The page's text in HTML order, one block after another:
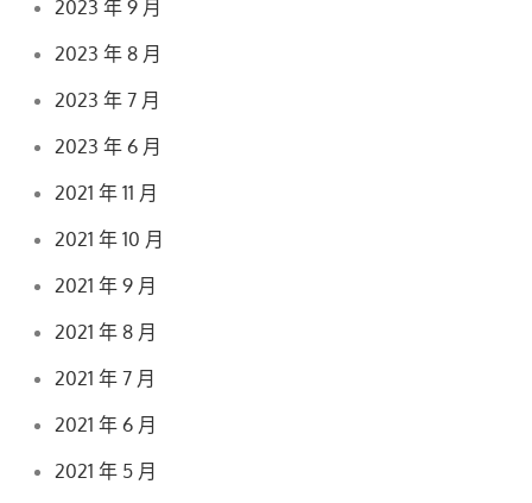
2023 年 9 月
2023 年 8 月
2023 年 7 月
2023 年 6 月
2021 年 11 月
2021 年 10 月
2021 年 9 月
2021 年 8 月
2021 年 7 月
2021 年 6 月
2021 年 5 月